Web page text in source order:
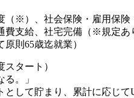
（※）、社会保険・雇用保
費支給、社宅完備（※規定
則65歳迄就業）
タート）
る。」
として貯まり、累計に応じ